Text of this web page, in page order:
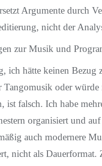
Argumente durch
nicht der
zur Musik und
ich hätte keinen Bezug
Tangomusik oder würde
ist falsch. Ich habe
organisiert und
auch modernere
nicht als Dauerformat.